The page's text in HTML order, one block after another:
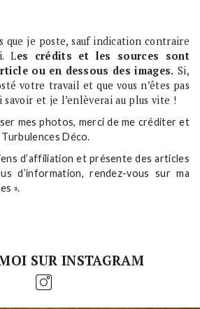
que je poste, sauf indication contraire
Les crédits et les sources sont
ou en dessous des images. Si,
votre travail et que vous n’êtes pas
et je l’enlèverai au plus vite !
mes photos, merci de me créditer et
Déco.
d’affiliation et présente des articles
d’information, rendez-vous sur ma
».
SUR INSTAGRAM